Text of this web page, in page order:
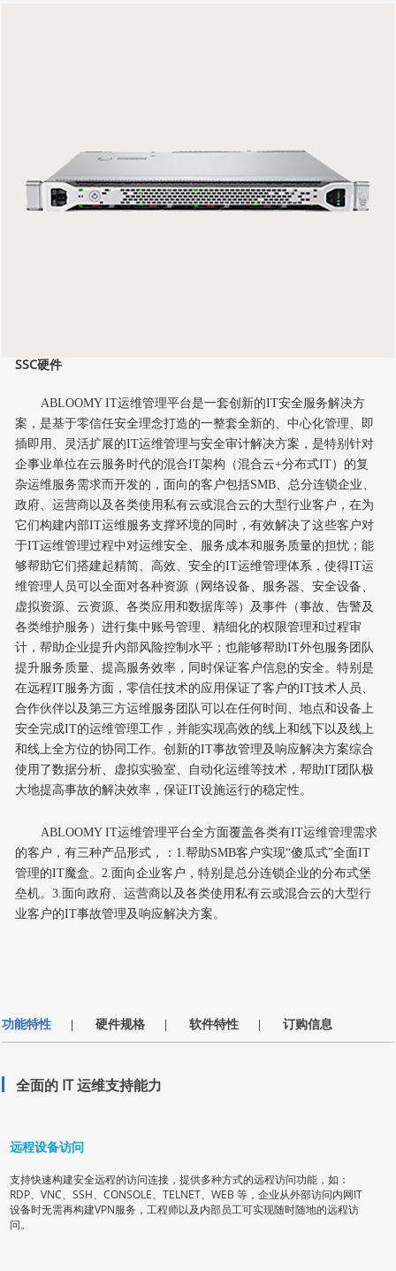
SSC硬件
ABLOOMY IT运维管理平台是一套创新的IT安全服务解决方
案，是基于零信任安全理念打造的一整套全新的、中心化管理、即
插即用、灵活扩展的IT运维管理与安全审计解决方案，是特别针对
企事业单位在云服务时代的混合IT架构（混合云+分布式IT）的复
杂运维服务需求而开发的，面向的客户包括SMB、总分连锁企业、
政府、运营商以及各类使用私有云或混合云的大型行业客户，在为
它们构建内部IT运维服务支撑环境的同时，有效解决了这些客户对
于IT运维管理过程中对运维安全、服务成本和服务质量的担忧；能
够帮助它们搭建起精简、高效、安全的IT运维管理体系，使得IT运
维管理人员可以全面对各种资源（网络设备、服务器、安全设备、
虚拟资源、云资源、各类应用和数据库等）及事件（事故、告警及
各类维护服务）进行集中账号管理、精细化的权限管理和过程审
计，帮助企业提升内部风险控制水平；也能够帮助IT外包服务团队
提升服务质量、提高服务效率，同时保证客户信息的安全。特别是
在远程IT服务方面，零信任技术的应用保证了客户的IT技术人员、
合作伙伴以及第三方运维服务团队可以在任何时间、地点和设备上
安全完成IT的运维管理工作，并能实现高效的线上和线下以及线上
和线上全方位的协同工作。创新的IT事故管理及响应解决方案综合
使用了数据分析、虚拟实验室、自动化运维等技术，帮助IT团队极
大地提高事故的解决效率，保证IT设施运行的稳定性。
ABLOOMY IT运维管理平台全方面覆盖各类有IT运维管理需求
的客户，有三种产品形式，：1.帮助SMB客户实现“傻瓜式”全面IT
管理的IT魔盒。2.面向企业客户，特别是总分连锁企业的分布式堡
垒机。3.面向政府、运营商以及各类使用私有云或混合云的大型行
业客户的IT事故管理及响应解决方案。
功能特性 | 硬件规格 | 软件特性 | 订购信息
全面的 IT 运维支持能力
远程设备访问
支持快速构建安全远程的访问连接，提供多种方式的远程访问功能，如：
RDP、VNC、SSH、CONSOLE、TELNET、WEB 等，企业从外部访问内网IT
设备时无需再构建VPN服务，工程师以及内部员工可实现随时随地的远程访
问。